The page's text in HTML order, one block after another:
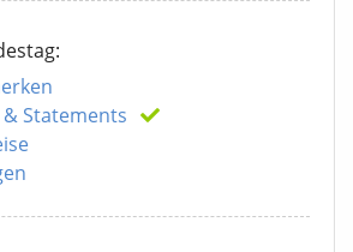
& Statements